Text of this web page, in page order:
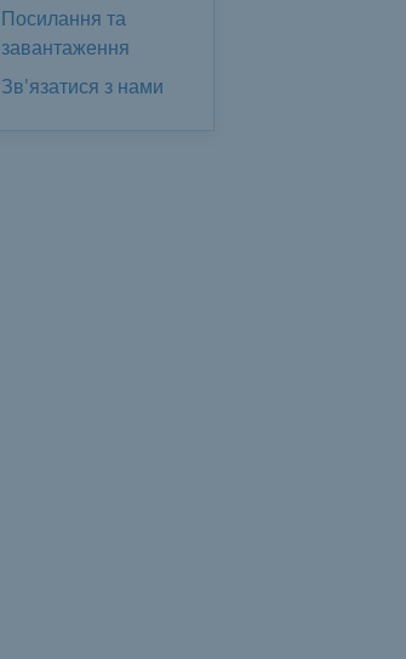
Посилання та
завантаження
Зв'язатися з нами